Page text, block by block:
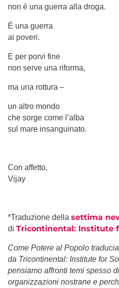
non è una guerra alla droga.
È una guerra
ai poveri.
E per porvi fine
non serve una riforma,
ma una rottura –
un altro mondo
che sorge come l’alba
sul mare insanguinato.
Con affetto,
Vijay
*Traduzione della settima
di Tricontinental: Institute
Come Potere al Popolo
da Tricontinental: Institute for
pensiamo affronti temi spesso
organizzazioni nostrane e